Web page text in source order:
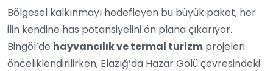
Bölgesel kalkınmayı hedefleyen bu büyük paket, her
ilin kendine has potansiyelini ön plana çıkarıyor.
Bingöl’de hayvancılık ve termal turizm projeleri
önceliklendirilirken, Elazığ’da Hazar Gölü çevresindeki